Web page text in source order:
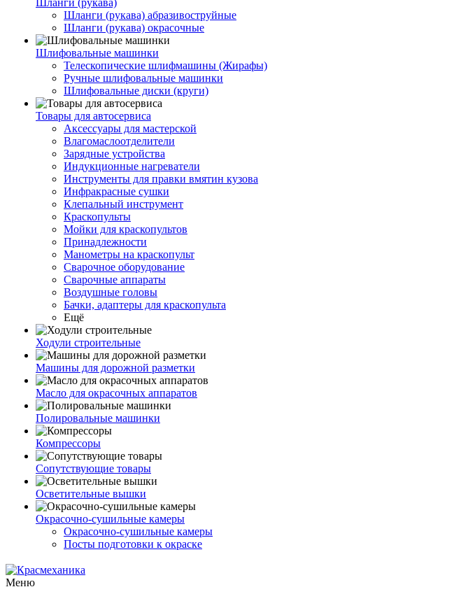
Шланги (рукава)
Шланги (рукава) абразивоструйные
Шланги (рукава) окрасочные
Шлифовальные машинки
Телескопические шлифмашины (Жирафы)
Ручные шлифовальные машинки
Шлифовальные диски (круги)
Товары для автосервиса
Аксессуары для мастерской
Влагомаслоотделители
Зарядные устройства
Индукционные нагреватели
Инструменты для правки вмятин кузова
Инфракрасные сушки
Клепальный инструмент
Краскопульты
Мойки для краскопультов
Принадлежности
Манометры на краскопульт
Сварочное оборудование
Сварочные аппараты
Воздушные головы
Бачки, адаптеры для краскопульта
Ещё
Ходули строительные
Машины для дорожной разметки
Масло для окрасочных аппаратов
Полировальные машинки
Компрессоры
Сопутствующие товары
Осветительные вышки
Окрасочно-сушильные камеры
Окрасочно-сушильные камеры
Посты подготовки к окраске
Меню